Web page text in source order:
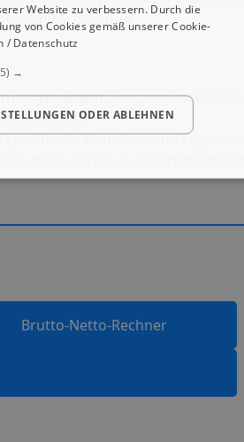
von Fachkräften.
. Beispiele hierfür sind
ähnliche
Branchen und regionale
Brutto-Netto-Rechner
Website zu verbessern. Durch die
von Cookies gemäß unserer Cookie-
/ Datenschutz
→
ODER ABLEHNEN